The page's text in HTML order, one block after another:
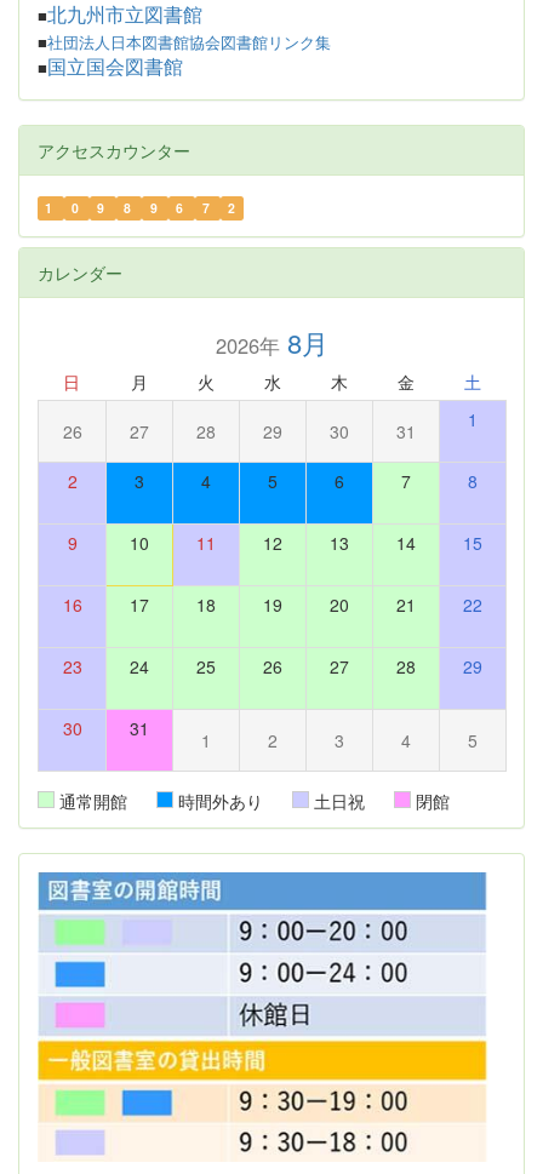
■北九州市立図書館
■社団法人日本図書館協会図書館リンク集
■ 国立国会図書館
アクセスカウンター
1 0 9 8 9 6 7 2
カレンダー
2026年8月
日 月 火 水 木 金 土
26 27 28 29 30 31 1
2 3 4 5 6 7 8
9 10 11 12 13 14 15
16 17 18 19 20 21 22
23 24 25 26 27 28 29
30 31 1 2 3 4 5
通常開館 時間外あり 土日祝 閉館